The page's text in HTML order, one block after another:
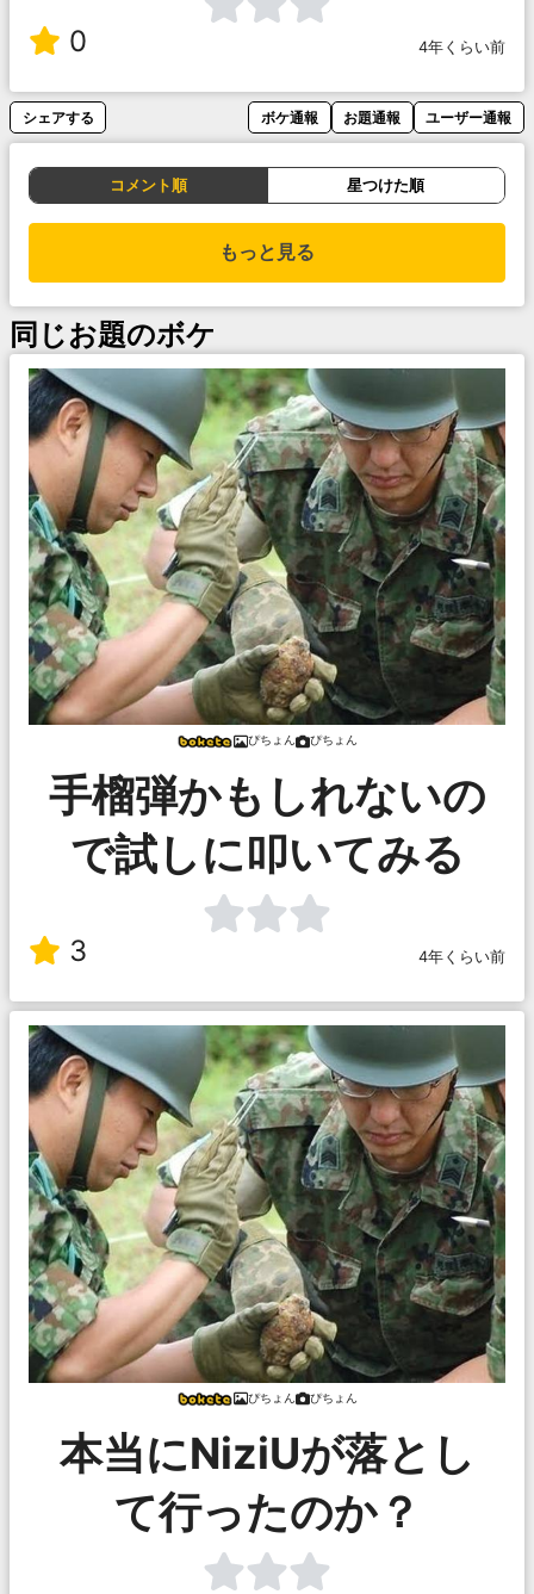
0 4年くらい前
シェアする ボケ通報 お題通報 ユーザー通報
コメント順 星つけた順
もっと見る
同じお題のボケ
ぴちょん ぴちょん
手榴弾かもしれないの
で試しに叩いてみる
3 4年くらい前
ぴちょん ぴちょん
本当にNiziUが落とし
て行ったのか？